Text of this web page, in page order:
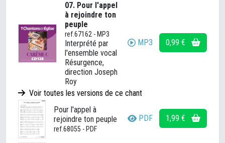
07. Pour l'appel
à rejoindre ton
peuple
ref.67162 - MP3
Interprété par
l'ensemble vocal
Résurgence,
direction Joseph
Roy
MP3 0,99 €
Voir toutes les versions de ce chant
Pour l'appel à
rejoindre ton peuple
ref.68055 - PDF
PDF 1,99 €